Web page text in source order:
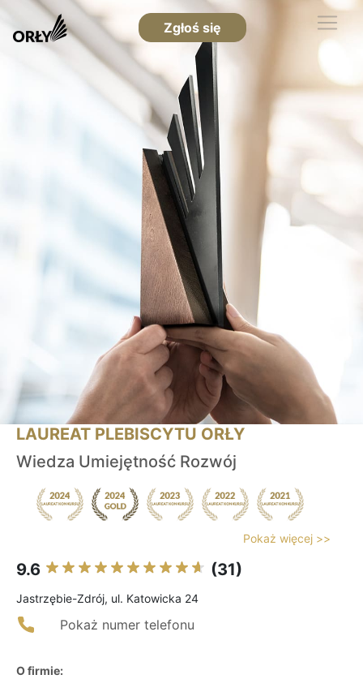
Zgłoś się
LAUREAT PLEBISCYTU ORŁY
Wiedza Umiejętność Rozwój
Pokaż więcej >>
9.6 (31)
Jastrzębie-Zdrój, ul. Katowicka 24
Pokaż numer telefonu
O firmie: